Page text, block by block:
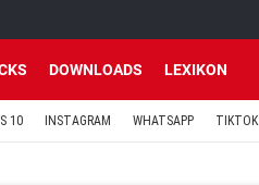
DOWNLOADS LEXIKON
10 INSTAGRAM WHATSAPP TIKTOK